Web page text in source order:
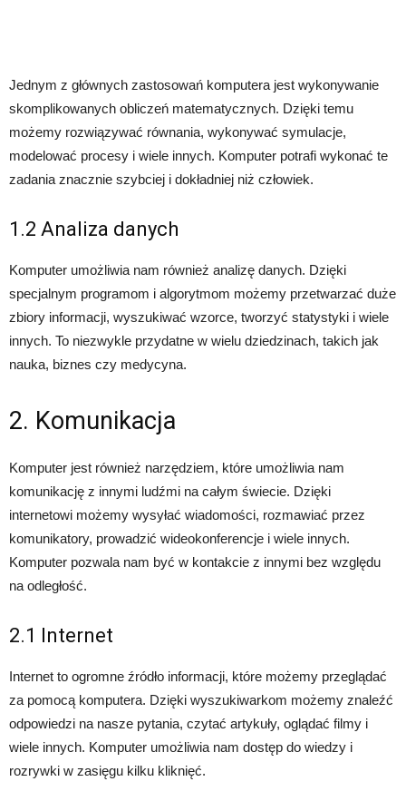
Jednym z głównych zastosowań komputera jest wykonywanie
skomplikowanych obliczeń matematycznych. Dzięki temu
możemy rozwiązywać równania, wykonywać symulacje,
modelować procesy i wiele innych. Komputer potrafi wykonać te
zadania znacznie szybciej i dokładniej niż człowiek.
1.2 Analiza danych
Komputer umożliwia nam również analizę danych. Dzięki
specjalnym programom i algorytmom możemy przetwarzać duże
zbiory informacji, wyszukiwać wzorce, tworzyć statystyki i wiele
innych. To niezwykle przydatne w wielu dziedzinach, takich jak
nauka, biznes czy medycyna.
2. Komunikacja
Komputer jest również narzędziem, które umożliwia nam
komunikację z innymi ludźmi na całym świecie. Dzięki
internetowi możemy wysyłać wiadomości, rozmawiać przez
komunikatory, prowadzić wideokonferencje i wiele innych.
Komputer pozwala nam być w kontakcie z innymi bez względu
na odległość.
2.1 Internet
Internet to ogromne źródło informacji, które możemy przeglądać
za pomocą komputera. Dzięki wyszukiwarkom możemy znaleźć
odpowiedzi na nasze pytania, czytać artykuły, oglądać filmy i
wiele innych. Komputer umożliwia nam dostęp do wiedzy i
rozrywki w zasięgu kilku kliknięć.